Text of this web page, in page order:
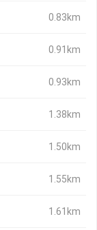
0.83km
0.91km
0.93km
1.38km
1.50km
1.55km
1.61km